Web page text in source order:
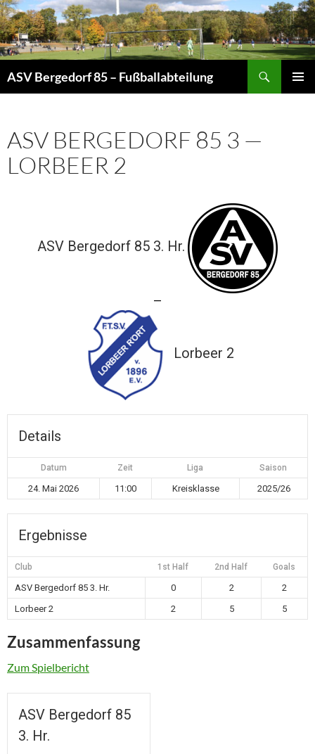
Zum
Inhalt
springen
ASV Bergedorf 85 – Fußballabteilung
ASV BERGEDORF 85 3 —
LORBEER 2
ASV Bergedorf 85 3. Hr.
—
Lorbeer 2
Details
Datum Zeit Liga Saison
24. Mai 2026 11:00 Kreisklasse 2025/26
Ergebnisse
Club 1st Half 2nd Half Goals
ASV Bergedorf 85 3. Hr. 0 2
2
Lorbeer 2
2 5 5
Zusammenfassung
Zum Spielbericht
ASV Bergedorf 85
3. Hr.